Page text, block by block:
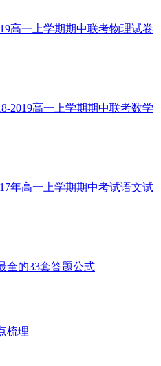
高一上学期期中联考物理试卷
2019高一上学期期中联考数学
年高一上学期期中考试语文试
全的33套答题公式
梳理